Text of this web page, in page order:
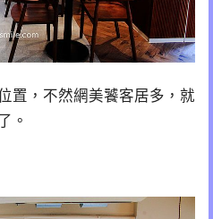
置，不然網美饕客居多，就
。